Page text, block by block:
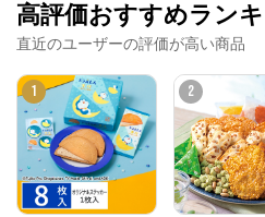
高評価おすすめラン
直近のユーザーの評価が高い商品
1 2